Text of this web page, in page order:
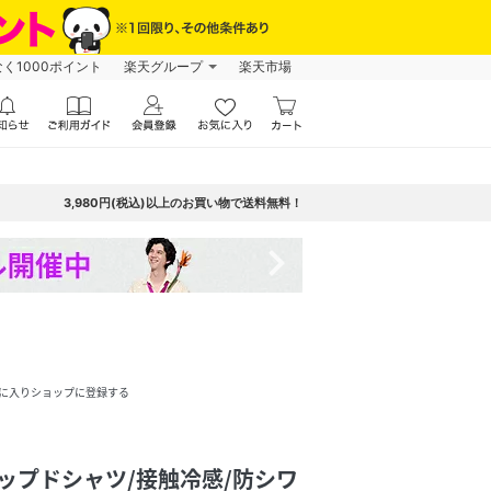
1000ポイント 楽天グループ 楽天市場
3,980円(税込)以上のお買い物で送料無料！
入りショップに登録する
プドシャツ/接触冷感/防シワ